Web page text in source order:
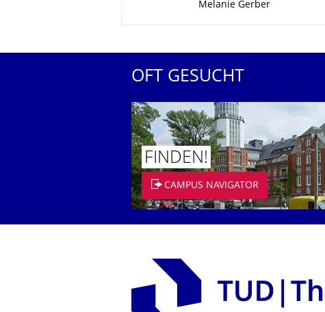
Melanie Gerber
OFT GESUCHT
FINDEN!
CAMPUS NAVIGATOR